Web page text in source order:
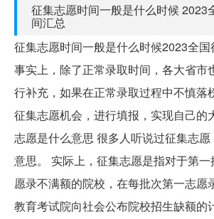
征集志愿时间一般是什么时候 2023
间汇总
征集志愿时间一般是什么时候2023全
事实上，除了正常录取时间，各大省市
行补充，如果在正常录取过程中不慎落
征集志愿机会，进行填报，实现自己的
志愿是什么意思 很多人听说过征集志
意思。 实际上，征集志愿是指对于第
愿录不满额的院校，在每批次第一志愿
教育考试院向社会公布院校招生缺额的